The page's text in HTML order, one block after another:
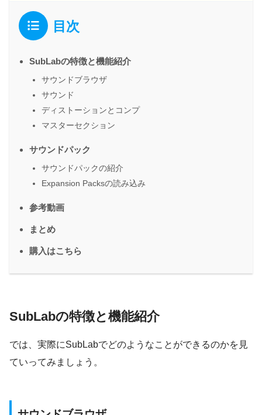
目次
SubLabの特徴と機能紹介
サウンドブラウザ
サウンド
ディストーションとコンプ
マスターセクション
サウンドパック
サウンドパックの紹介
Expansion Packsの読み込み
参考動画
まとめ
購入はこちら
SubLabの特徴と機能紹介
では、実際にSubLabでどのようなことができるのかを見
ていってみましょう。